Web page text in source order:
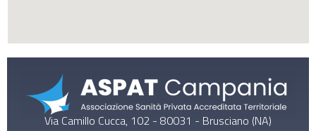
Via Camillo Cucca, 102 - 80031 - Brusciano (NA)